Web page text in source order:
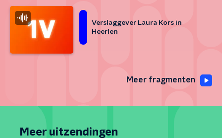
Verslaggever Laura Kors in
Heerlen
Meer fragmenten
Meer uitzendingen